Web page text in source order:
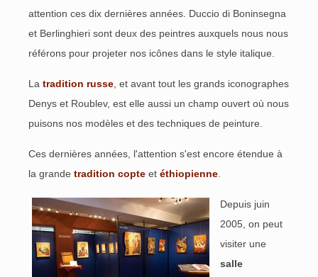
attention ces dix dernières années. Duccio di Boninsegna
et Berlinghieri sont deux des peintres auxquels nous nous
référons pour projeter nos icônes dans le style italique.
La tradition russe , et avant tout les grands iconographes
Denys et Roublev, est elle aussi un champ ouvert où nous
puisons nos modèles et des techniques de peinture.
Ces dernières années, l'attention s'est encore étendue à
la grande tradition copte et éthiopienne
Depuis juin
2005, on peut
visiter une
salle